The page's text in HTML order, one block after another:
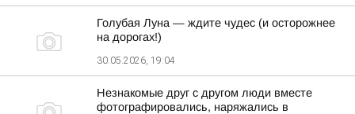
Голубая Луна — ждите чудес (и осторожнее
на дорогах!)
30.05.2026, 19:04
Незнакомые друг с другом люди вместе
фотографировались, наряжались в